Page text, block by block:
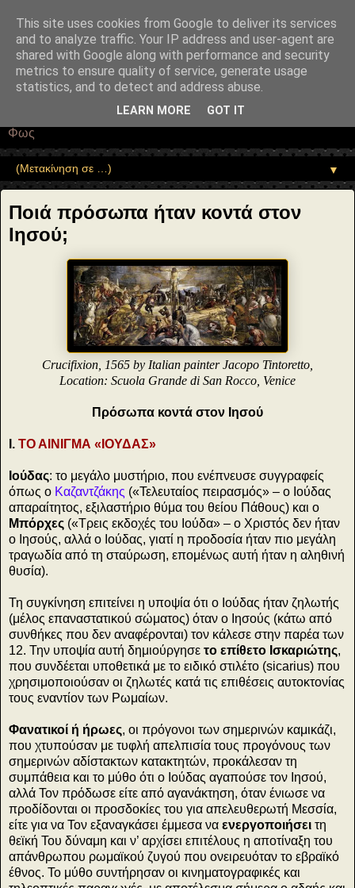
"potentialAction": { "@type": "ReadAction", "target":
"https://www.sophia-ntrekou.gr/2020/05/Proswpa-konta-ston-
IHsoy25.html" } }
Αέναη επΑνάσταση
• Επιστήμη • Ψυχολογία • Λογοτεχνία • Τέχνες • Θεολογία •
Φιλοσοφία • Στοχασμοί... για τη μνήμη, τον άνθρωπο και το
Φως
▼
Ποιά πρόσωπα ήταν κοντά στον
Ιησού;
Crucifixion, 1565 by Italian painter Jacopo Tintoretto,
Location: Scuola Grande di San Rocco, Venice
Πρόσωπα κοντά στον Ιησού
Ι. ΤΟ ΑΙΝΙΓΜΑ «ΙΟΥΔΑΣ»
Ιούδας: το μεγάλο μυστήριο, που ενέπνευσε συγγραφείς
όπως ο Καζαντζάκης («Τελευταίος πειρασμός» – ο Ιούδας
απαραίτητος, εξιλαστήριο θύμα του θείου Πάθους) και ο
Μπόρχες («Τρεις εκδοχές του Ιούδα» – ο Χριστός δεν ήταν
ο Ιησούς, αλλά ο Ιούδας, γιατί η προδοσία ήταν πιο μεγάλη
τραγωδία από τη σταύρωση, επομένως αυτή ήταν η αληθινή
θυσία).
Τη συγκίνηση επιτείνει η υποψία ότι ο Ιούδας ήταν ζηλωτής
(μέλος επαναστατικού σώματος) όταν ο Ιησούς (κάτω από
συνθήκες που δεν αναφέρονται) τον κάλεσε στην παρέα των
12. Την υποψία αυτή δημιούργησε το επίθετο Ισκαριώτης,
που συνδέεται υποθετικά με το ειδικό στιλέτο (sicarius) που
χρησιμοποιούσαν οι ζηλωτές κατά τις επιθέσεις αυτοκτονίας
τους εναντίον των Ρωμαίων.
Φανατικοί ή ήρωες, οι πρόγονοι των σημερινών καμικάζι,
που χτυπούσαν με τυφλή απελπισία τους προγόνους των
σημερινών αδίστακτων κατακτητών, προκάλεσαν τη
συμπάθεια και το μύθο ότι ο Ιούδας αγαπούσε τον Ιησού,
αλλά Τον πρόδωσε είτε από αγανάκτηση, όταν ένιωσε να
προδίδονται οι προσδοκίες του για απελευθερωτή Μεσσία,
είτε για να Τον εξαναγκάσει έμμεσα να ενεργοποιήσει τη
θεϊκή Του δύναμη και ν’ αρχίσει επιτέλους η αποτίναξη του
απάνθρωπου ρωμαϊκού ζυγού που ονειρευόταν το εβραϊκό
έθνος. Το μύθο συντήρησαν οι κινηματογραφικές και
This site uses cookies from Google to deliver its services
and to analyze traffic. Your IP address and user-agent are
shared with Google along with performance and security
metrics to ensure quality of service, generate usage
statistics, and to detect and address abuse.
LEARN MORE GOT IT